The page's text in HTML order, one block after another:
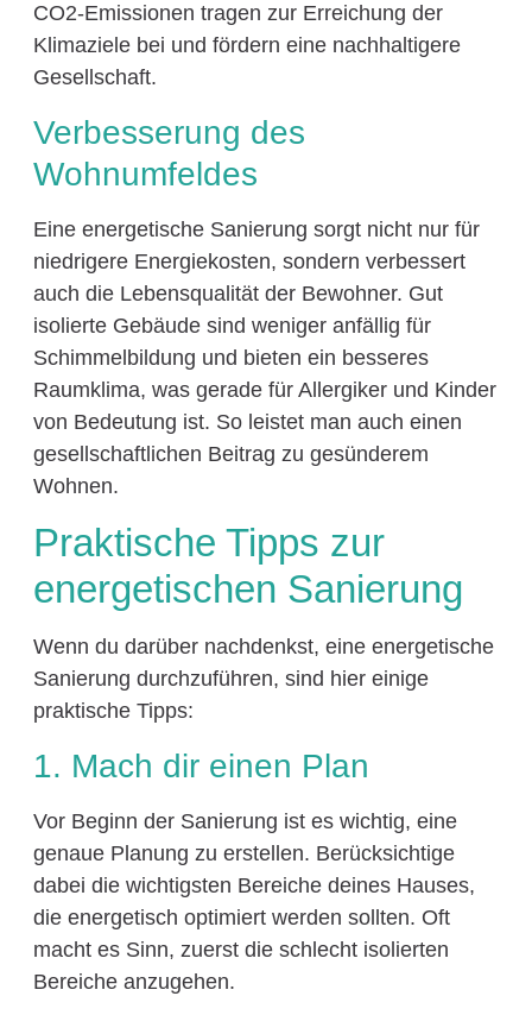
CO2-Emissionen tragen zur Erreichung der
Klimaziele bei und fördern eine nachhaltigere
Gesellschaft.
Verbesserung des
Wohnumfeldes
Eine energetische Sanierung sorgt nicht nur für
niedrigere Energiekosten, sondern verbessert
auch die Lebensqualität der Bewohner. Gut
isolierte Gebäude sind weniger anfällig für
Schimmelbildung und bieten ein besseres
Raumklima, was gerade für Allergiker und Kinder
von Bedeutung ist. So leistet man auch einen
gesellschaftlichen Beitrag zu gesünderem
Wohnen.
Praktische Tipps zur
energetischen Sanierung
Wenn du darüber nachdenkst, eine energetische
Sanierung durchzuführen, sind hier einige
praktische Tipps:
1. Mach dir einen Plan
Vor Beginn der Sanierung ist es wichtig, eine
genaue Planung zu erstellen. Berücksichtige
dabei die wichtigsten Bereiche deines Hauses,
die energetisch optimiert werden sollten. Oft
macht es Sinn, zuerst die schlecht isolierten
Bereiche anzugehen.